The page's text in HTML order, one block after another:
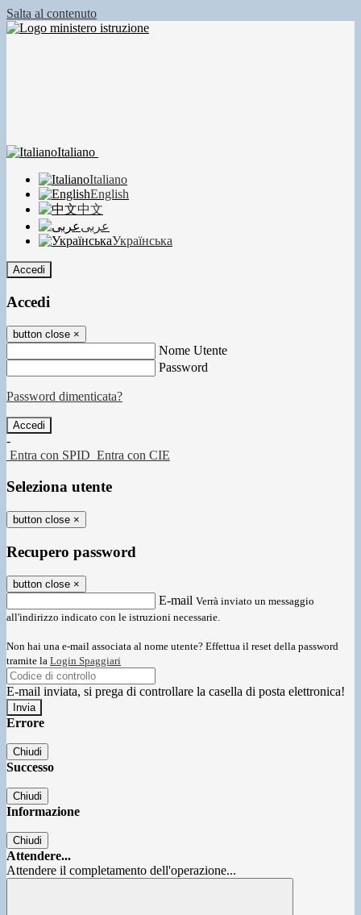
Salta al contenuto
Italiano
Italiano
English
中文
عربى
Українська
Accedi
Accedi
button close ×
Nome Utente
Password
Password dimenticata?
-
Entra con SPID Entra con CIE
Seleziona utente
button close ×
Recupero password
button close ×
E-mail Verrà inviato un messaggio
all'indirizzo indicato con le istruzioni necessarie.
Non hai una e-mail associata al nome utente? Effettua il reset della password
tramite la Login Spaggiari
E-mail inviata, si prega di controllare la casella di posta elettronica!
Errore
Chiudi
Successo
Chiudi
Informazione
Chiudi
Attendere...
Attendere il completamento dell'operazione...